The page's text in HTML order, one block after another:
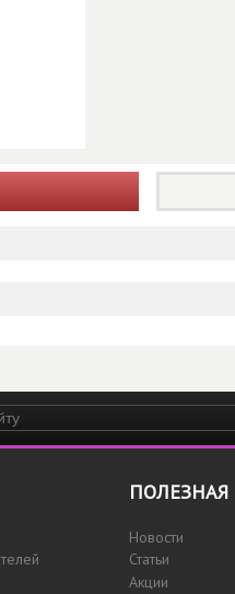
для поиска
Новости
Статьи
Акции